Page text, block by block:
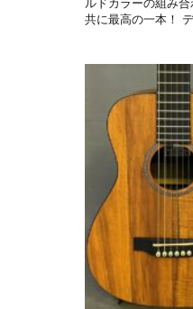
ルドカラーの組み
共に最高の一本！